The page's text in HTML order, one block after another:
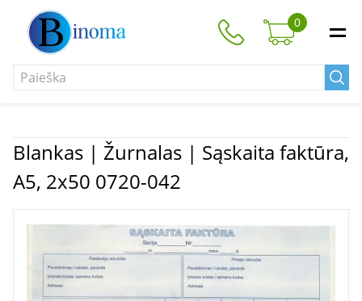
0
Blankas | Žurnalas | Sąskaita faktūra,
A5, 2x50 0720-042